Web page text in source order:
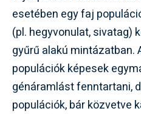
esetében egy faj
(pl. hegyvonulat, sivatag)
gyűrű alakú mintázatban.
populációk képesek
génáramlást fenntartani,
populációk, bár közvetve